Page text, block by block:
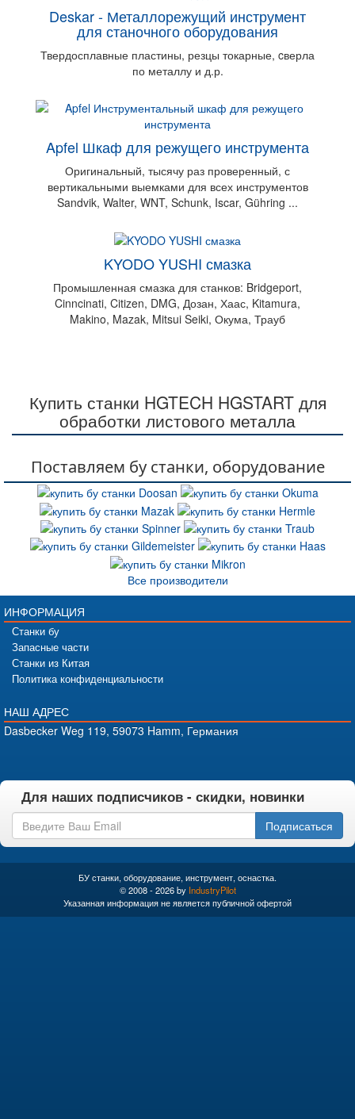
Deskar - Металлорежущий инструмент
для станочного оборудования
Твердосплавные пластины, резцы токарные, cверла
по металлу и д.р.
Apfel Шкаф для режущего инструмента
Оригинальный, тысячу раз проверенный, с
вертикальными выемками для всех инструментов
Sandvik, Walter, WNT, Schunk, Iscar, Gühring ...
KYODO YUSHI смазка
Промышленная смазка для станков: Bridgeport,
Cinncinati, Citizen, DMG, Дозан, Хаас, Kitamura,
Makino, Mazak, Mitsui Seiki, Окума, Трауб
Купить станки HGTECH HGSTART для
обработки листового металла
Поставляем бу станки, оборудование
Все производители
ИНФОРМАЦИЯ
Станки бу
Запасные части
Станки из Китая
Политика конфиденциальности
НАШ АДРЕС
Dasbecker Weg 119, 59073 Hamm, Германия
Для наших подписчиков - скидки, новинки
Подписаться
БУ станки, оборудование, инструмент, оснастка.
© 2008 - 2026 by IndustryPilot
Указанная информация не является публичной офертой